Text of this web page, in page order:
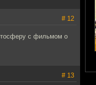
# 12
с фильмом о
# 13